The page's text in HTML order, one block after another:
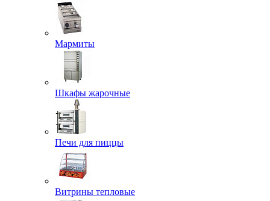
Мармиты
Шкафы жарочные
Печи для пиццы
Витрины тепловые